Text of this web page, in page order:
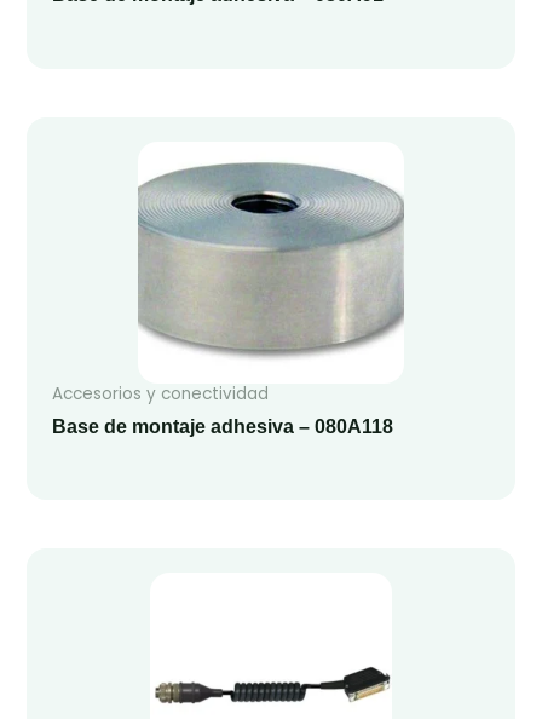
Accesorios y conectividad
Base de montaje adhesiva – 080A118